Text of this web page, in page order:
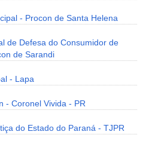
- Procon de Santa Helena
de Defesa do Consumidor de
de Sarandi
- Lapa
- Coronel Vivida - PR
do Estado do Paraná - TJPR